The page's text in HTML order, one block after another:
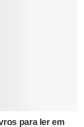
para ler em